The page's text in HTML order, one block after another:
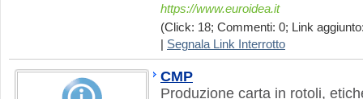
https://www.euroidea.it
(Click: 18; Commenti: 0; Link
Segnala Link Interrotto
CMP
Produzione carta in rotoli,